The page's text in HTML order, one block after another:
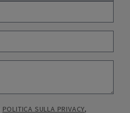
POLITICA SULLA PRIVACY,